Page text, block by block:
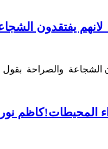
يفتقدون
والصراحة
المحيطات!كاظم